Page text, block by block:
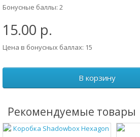
Бонусные баллы: 2
15.00 р.
Цена в бонусных баллах: 15
В корзину
Рекомендуемые товары